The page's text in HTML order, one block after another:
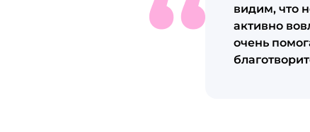
видим, что
активно
очень